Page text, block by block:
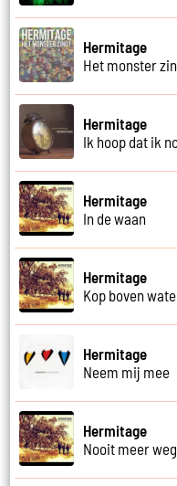
Hermitage
Het monster
Hermitage
Ik hoop dat ik
Hermitage
In de waan
Hermitage
Kop boven
Hermitage
Neem mij mee
Hermitage
Nooit meer weg